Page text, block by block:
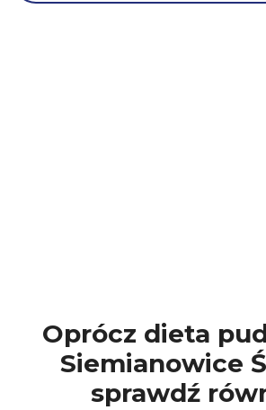
Oprócz dieta
Siemianowice
sprawdź